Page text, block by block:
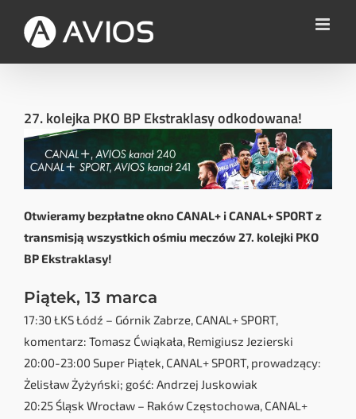
zawartości
27. kolejka PKO BP Ekstraklasy odkodowana!
Otwieramy bezpłatne okno CANAL+ i CANAL+ SPORT z
transmisją wszystkich ośmiu meczów 27. kolejki PKO
BP Ekstraklasy!
Piątek, 13 marca
17:30 ŁKS Łódź – Górnik Zabrze, CANAL+ SPORT,
komentarz: Tomasz Ćwiąkała, Remigiusz Jezierski
20:00-23:00 Super Piątek, CANAL+ SPORT, prowadzący:
Żelisław Żyżyński; gość: Andrzej Juskowiak
20:25 Śląsk Wrocław – Raków Częstochowa, CANAL+